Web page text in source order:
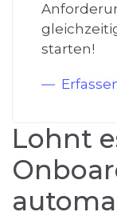
starten!
Lohnt